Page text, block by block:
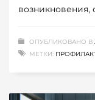
ОПУБЛИКОВАНО В
МЕТКИ: